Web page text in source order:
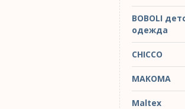
BOBOLI
одежда
CHICCO
MAKOMA
Maltex